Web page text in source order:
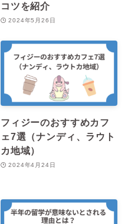
コツを紹介
2024年5月26日
フィジーのおすすめカフ
ェ7選（ナンディ、ラウト
カ地域）
2024年4月24日